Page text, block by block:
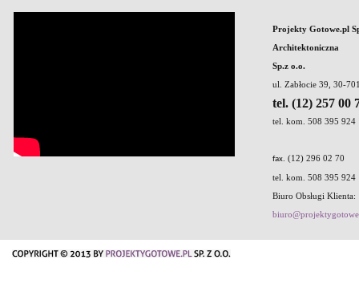
Projekty Gotowe.pl
Architektoniczna
Sp.z o.o.
ul. Zabłocie 39, 30-
tel. (12) 257 00
tel. kom. 508 395 924
fax . (12) 296 02 70
tel. kom. 508 395 924
Biuro Obsługi Klienta: